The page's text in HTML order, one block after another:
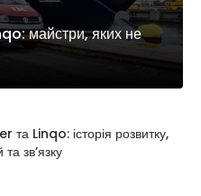
майстри, яких не
розвитку,
та зв’язку